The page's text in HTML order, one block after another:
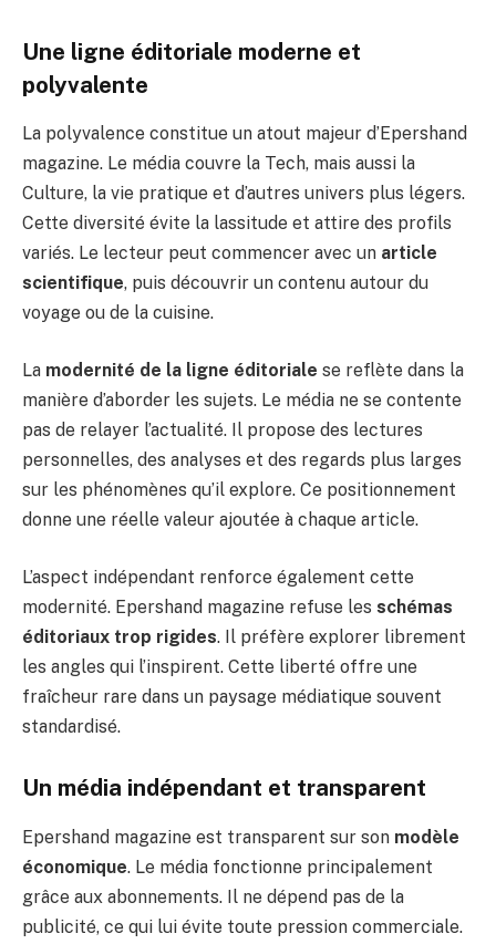
Une ligne éditoriale moderne et
polyvalente
La polyvalence constitue un atout majeur d’Epershand
magazine. Le média couvre la Tech, mais aussi la
Culture, la vie pratique et d’autres univers plus légers.
Cette diversité évite la lassitude et attire des profils
variés. Le lecteur peut commencer avec un article
scientifique, puis découvrir un contenu autour du
voyage ou de la cuisine.
La modernité de la ligne éditoriale se reflète dans la
manière d’aborder les sujets. Le média ne se contente
pas de relayer l’actualité. Il propose des lectures
personnelles, des analyses et des regards plus larges
sur les phénomènes qu’il explore. Ce positionnement
donne une réelle valeur ajoutée à chaque article.
L’aspect indépendant renforce également cette
modernité. Epershand magazine refuse les schémas
éditoriaux trop rigides. Il préfère explorer librement
les angles qui l’inspirent. Cette liberté offre une
fraîcheur rare dans un paysage médiatique souvent
standardisé.
Un média indépendant et transparent
Epershand magazine est transparent sur son modèle
économique. Le média fonctionne principalement
grâce aux abonnements. Il ne dépend pas de la
publicité, ce qui lui évite toute pression commerciale.